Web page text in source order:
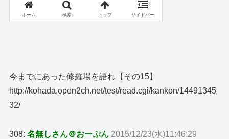
今までにあった修羅場を語れ【その15】
http://kohada.open2ch.net/test/read.cgi/kankon/14491345
32/
308:名無しさん＠おーぷん 2015/12/23(水)11:46:29